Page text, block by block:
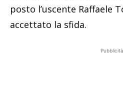
posto l’uscente Raffaele
accettato la sfida.
Pubblicità